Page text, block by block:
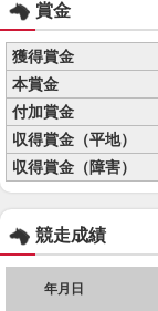
賞金
獲得賞金
本賞金
付加賞金
収得賞金（平地）
収得賞金（障害）
競走成績
年月日